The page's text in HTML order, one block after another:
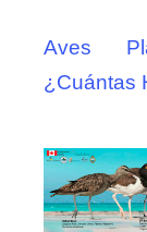
Aves
¿Cuántas